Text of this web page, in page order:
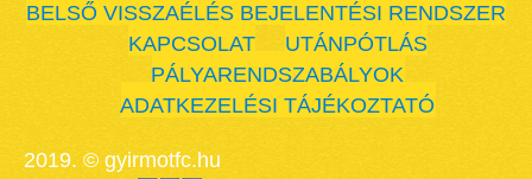
BELSŐ VISSZAÉLÉS BEJELENTÉSI RENDSZER
KAPCSOLAT
UTÁNPÓTLÁS
PÁLYARENDSZABÁLYOK
ADATKEZELÉSI TÁJÉKOZTATÓ
2019. © gyirmotfc.hu